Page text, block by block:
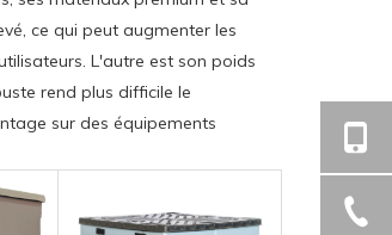
ce qui peut augmenter les
L'autre est son poids
rend plus difficile le
sur des équipements